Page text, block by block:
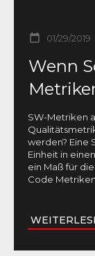
01/29/2019
Wenn
SW-Metriken
werden? Eine
Einheit in
ein Maß für
Code